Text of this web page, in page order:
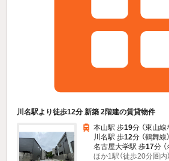
川名駅より徒歩12分 新築 2階建の賃貸物件
本山駅 歩19分 （東山線
川名駅 歩12分 （鶴舞線）
名古屋大学駅 歩17分 （
ほか1駅（徒歩20分圏内）